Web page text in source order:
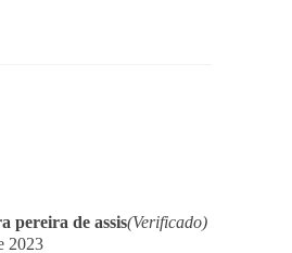
pereira de assis(Verificado)
2023